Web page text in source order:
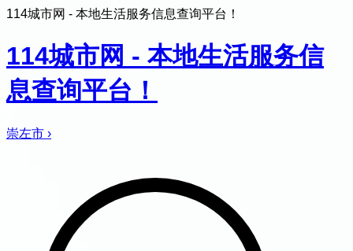
114城市网 - 本地生活服务信息查询平台！
114城市网 - 本地生活服务信
息查询平台！
崇左市 ›